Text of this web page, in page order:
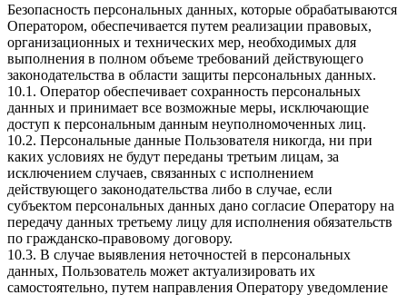
Безопасность персональных данных, которые обрабатываются
Оператором, обеспечивается путем реализации правовых,
организационных и технических мер, необходимых для
выполнения в полном объеме требований действующего
законодательства в области защиты персональных данных.
10.1. Оператор обеспечивает сохранность персональных
данных и принимает все возможные меры, исключающие
доступ к персональным данным неуполномоченных лиц.
10.2. Персональные данные Пользователя никогда, ни при
каких условиях не будут переданы третьим лицам, за
исключением случаев, связанных с исполнением
действующего законодательства либо в случае, если
субъектом персональных данных дано согласие Оператору на
передачу данных третьему лицу для исполнения обязательств
по гражданско-правовому договору.
10.3. В случае выявления неточностей в персональных
данных, Пользователь может актуализировать их
самостоятельно, путем направления Оператору уведомление